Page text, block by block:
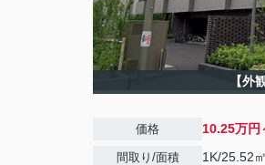
【外
価格 10.25万円
間取り/面積 1K/25.52㎡